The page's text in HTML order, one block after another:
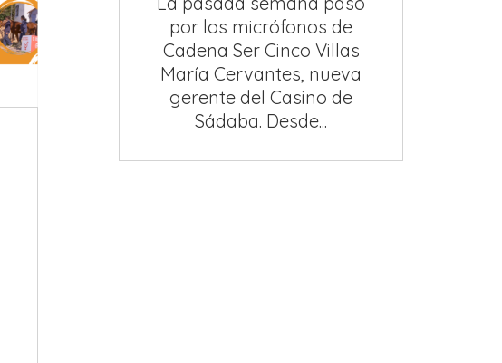
por los micrófonos de
Cadena Ser Cinco Villas
María Cervantes, nueva
gerente del Casino de
Sádaba. Desde...